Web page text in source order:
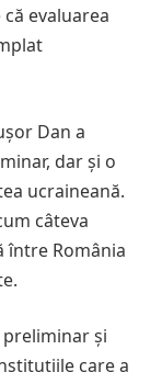
evaluarea
Dan a
dar și o
ucraineană.
câteva
între România
și
care a